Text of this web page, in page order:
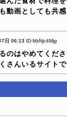
動画としても共
日 06:13 ID:MzNjc4Mjg
のはやめてくださ
さんいるサイト